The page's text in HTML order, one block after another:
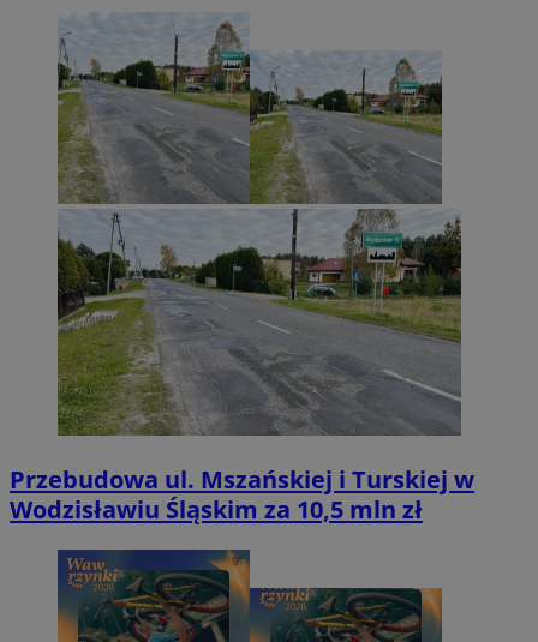
Przebudowa ul. Mszańskiej i Turskiej w
Wodzisławiu Śląskim za 10,5 mln zł